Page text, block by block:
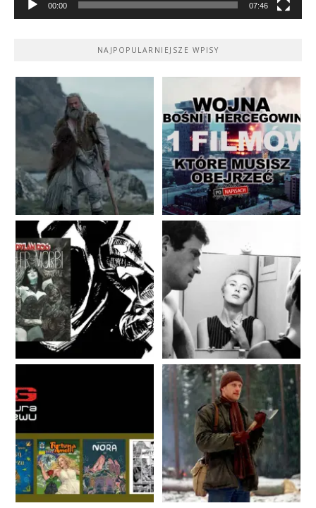
00:00 07:46
NAJPOPULARNIEJSZE WPISY